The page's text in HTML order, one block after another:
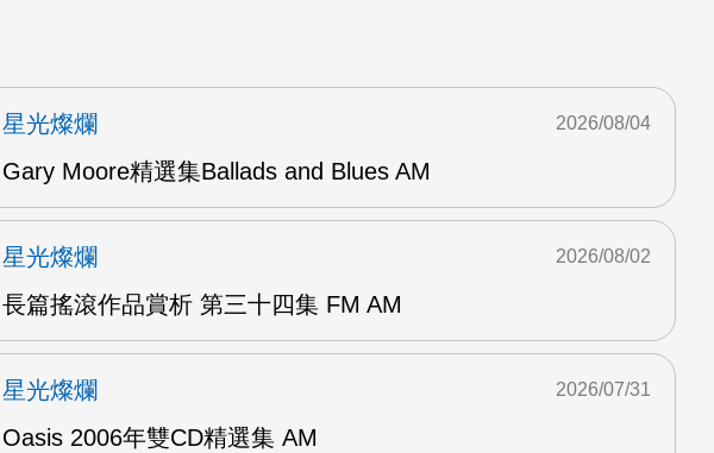
星光燦爛
Gary Moore精選集Ballads and Blues AM
2026/08/04
星光燦爛
長篇搖滾作品賞析 第三十四集 FM AM
2026/08/02
星光燦爛
Oasis 2006年雙CD精選集 AM
2026/07/31